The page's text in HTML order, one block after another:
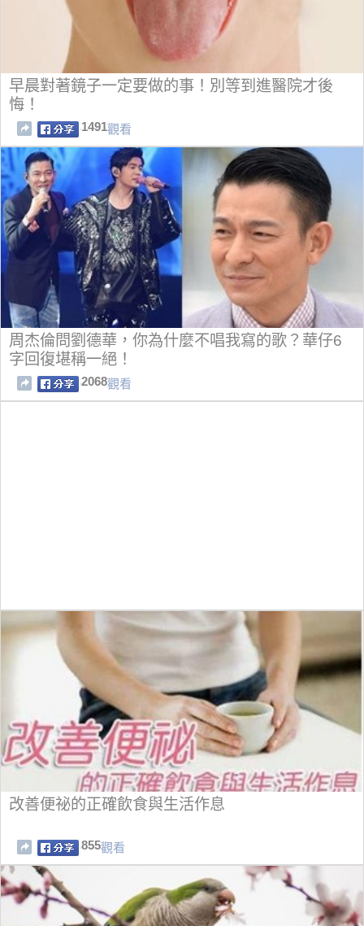
早晨對著鏡子一定要做的事！別等到進醫院才後
悔！
1491觀看
周杰倫問劉德華，你為什麼不唱我寫的歌？華仔6
字回復堪稱一絕！
2068觀看
改善便祕的正確飲食與生活作息
855觀看